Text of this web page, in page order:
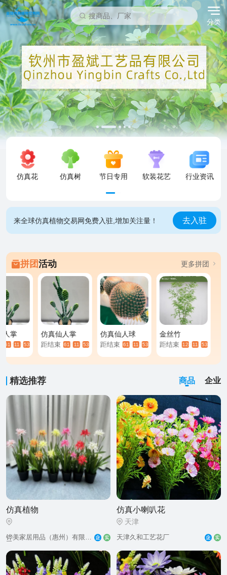
分类
仿真花 仿真树 节日专用 软装花艺 行业资讯
来全球仿真植物交易网免费入驻,增加关注量！ 去入驻
拼团活动 更多拼团
仿真仙人掌
距结束 6176
: 11 : 52
仿真仙人掌
距结束 6176
: 11 : 52
仿真仙人球
距结束 6176
: 11 : 52 距结束
精选推荐 商品 企业
仿真植物
司
仿真小喇叭花
天津
天津久和工艺花厂